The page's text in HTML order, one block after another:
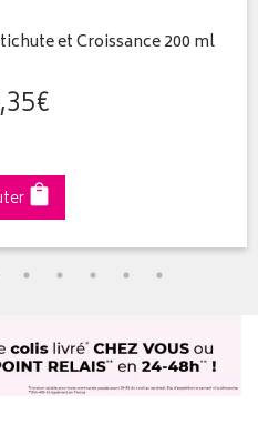
et Croissance 200 ml
,35€